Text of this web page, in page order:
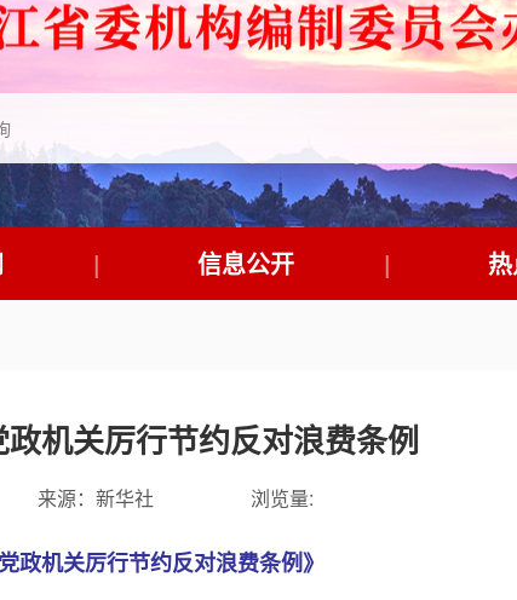
信息公开
机关厉行节约反对浪费条例
来源： 新华社 浏览量:
政机关厉行节约反对浪费条例》